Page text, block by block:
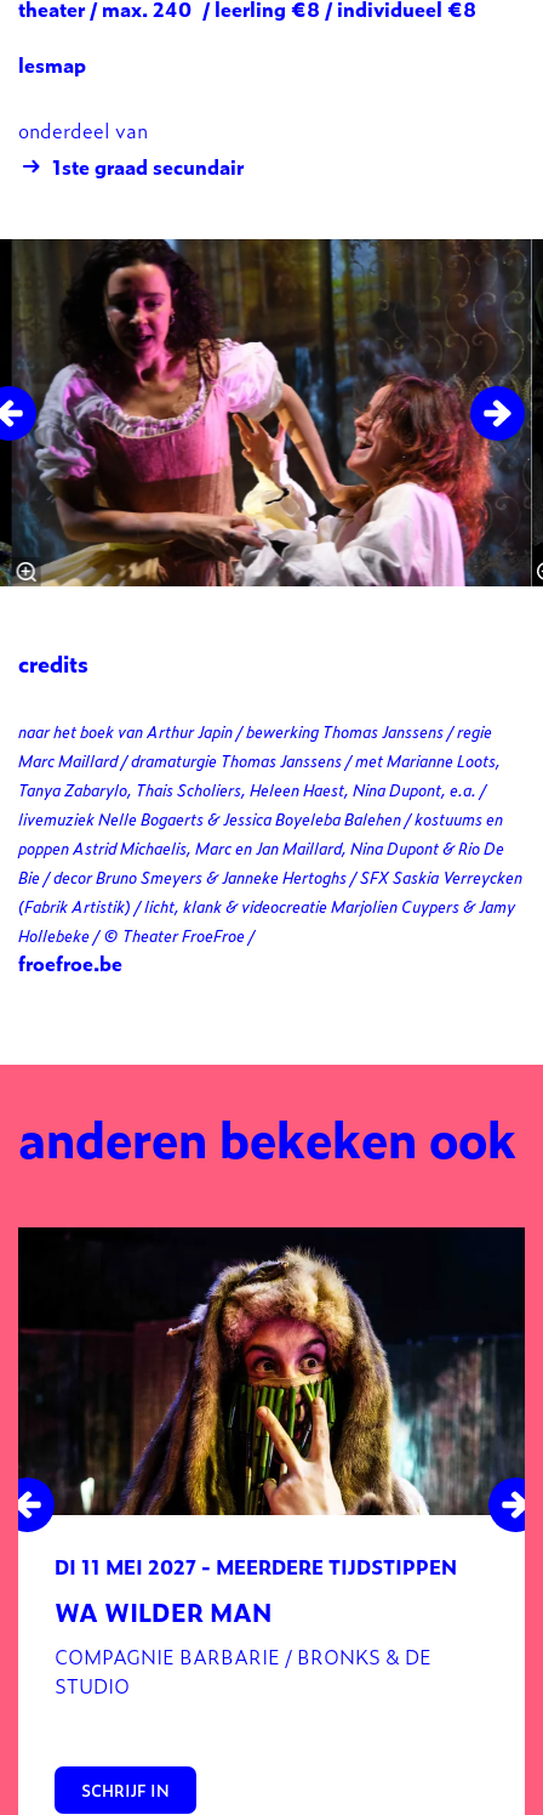
theater / max. 240 / leerling €8 / individueel €8
lesmap
onderdeel van
1ste graad secundair
credits
naar het boek van Arthur Japin / bewerking Thomas Janssens / regie
Marc Maillard / dramaturgie Thomas Janssens / met Marianne Loots,
Tanya Zabarylo, Thais Scholiers, Heleen Haest, Nina Dupont, e.a. /
livemuziek Nelle Bogaerts & Jessica Boyeleba Balehen / kostuums en
poppen Astrid Michaelis, Marc en Jan Maillard, Nina Dupont & Rio De
Bie / decor Bruno Smeyers & Janneke Hertoghs / SFX Saskia Verreycken
(Fabrik Artistik) / licht, klank & videocreatie Marjolien Cuypers & Jamy
Hollebeke / © Theater FroeFroe /
froefroe.be
anderen bekeken ook
WA WILDER MAN
COMPAGNIE BARBARIE / BRONKS & DE
STUDIO
DI 11 MEI 2027 - MEERDERE TIJDSTIPPEN
SCHRIJF IN